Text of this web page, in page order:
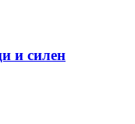
и силен